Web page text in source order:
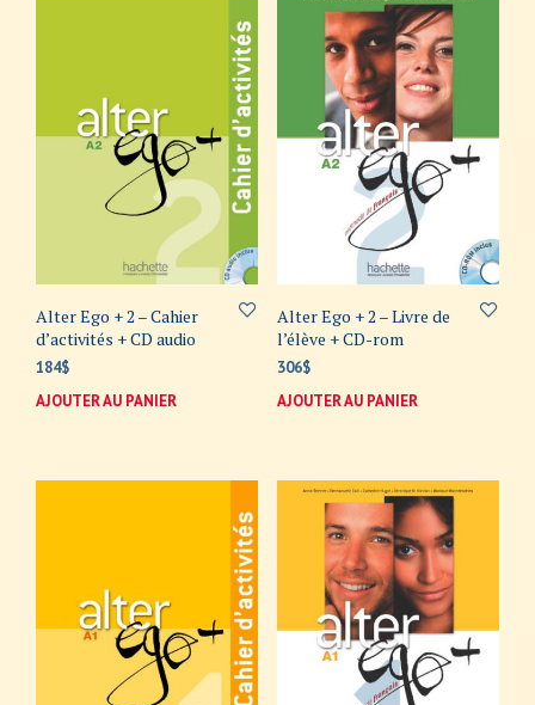
Alter Ego + 2 – Cahier
d’activités + CD audio
184$
AJOUTER AU PANIER
Alter Ego + 2 – Livre de
l’élève + CD-rom
306$
AJOUTER AU PANIER